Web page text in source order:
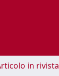
in rivista